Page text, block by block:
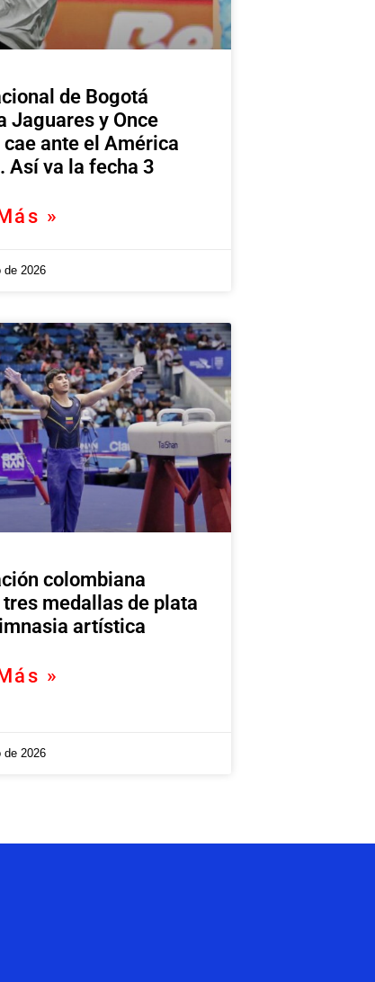
de Bogotá
Jaguares y Once
cae ante el América
Así va la fecha 3
»
de 2026
colombiana
medallas de plata
artística
»
de 2026